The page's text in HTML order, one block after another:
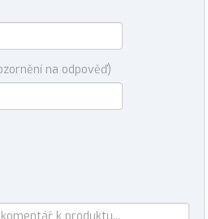
na odpověď)